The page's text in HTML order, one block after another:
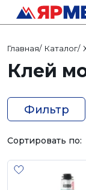
Главная/ Каталог/
Клей
Фильтр
Сортировать по: